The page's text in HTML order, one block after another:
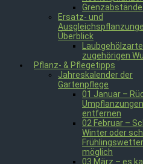
Ersatz- und
Überblick
zugehörigen
Pflanz- & Pflegetipps
Jahreskalender der
Gartenpflege
01 Januar –
entfernen
02 Februar –
Winter oder
möglich
03 März – es